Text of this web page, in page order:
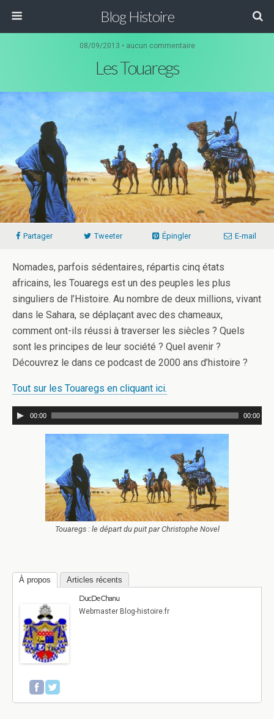
Blog Histoire
08/09/2013 • aucun commentaire
Les Touaregs
Partager Tweeter Épingler E-mail
Nomades, parfois sédentaires, répartis cinq états
africains, les Touaregs est un des peuples les plus
singuliers de l’Histoire. Au nombre de deux millions, vivant
dans le Sahara, se déplaçant avec des chameaux,
comment ont-ils réussi à traverser les siècles ? Quels
sont les principes de leur société ? Quel avenir ?
Découvrez le dans ce podcast de 2000 ans d’histoire ?
Tout sur les Touaregs en cliquant ici.
00:00 00:00
Touaregs : le départ du puit par Christophe Novel
À propos
Articles récents
Duc De Chanu
Webmaster Blog-histoire.fr